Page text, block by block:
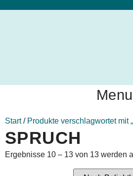
Menu
Start/ Produkte verschlagwortet mit
SPRUCH
Ergebnisse 10 – 13 von 13 werden